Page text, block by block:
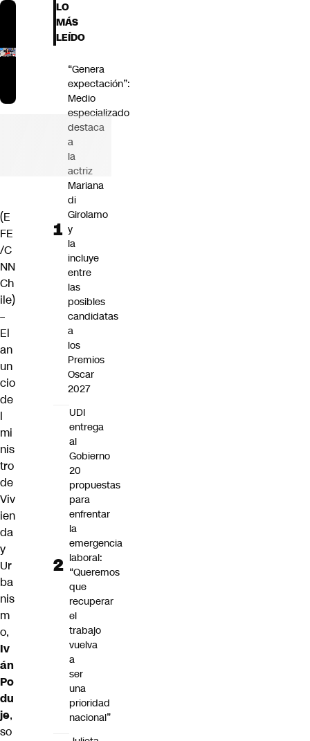
(E
FE
/C
NN
Ch
ile)
–
El
an
un
cio
de
l
mi
nis
tro
de
Viv
ien
da
y
Ur
ba
nis
m
o,
Iv
án
Po
du
je,
so
LO
MÁS
LEÍDO
“Genera
expectación”:
Medio
especializado
destaca
a
la
actriz
Mariana
di
Girolamo
y
la
incluye
entre
las
posibles
candidatas
a
los
Premios
Oscar
2027
UDI
entrega
al
Gobierno
20
propuestas
para
enfrentar
la
emergencia
laboral:
“Queremos
que
recuperar
el
trabajo
vuelva
a
ser
una
prioridad
nacional”